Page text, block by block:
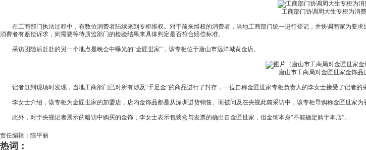
工商部门协调周大生专柜为消
在工商部门执法过程中，有数位消费者陆续来到专柜维权。对于前来维权的消费者，当地工商部门统一进行登记，并协调商家为要
消费者有赔偿诉求，则需要等待质监部门的检验结果来具体判定是否符合赔偿标准。
采访团随后赶赴的另一个地点是晚会中曝光的“金匠世家”，该专柜位于唐山市远洋城黄金店。
唐山市工商局对金匠世家金饰品
记者赶到现场时发现，当地工商部门已对所有涉及“千足金”的商品进行了封存，一位自称金匠世家专柜负责人的李女士接受了记者的
李女士介绍，该专柜为金匠世家的加盟店，店内金饰品都是从深圳进货销售。而被问及在央视此前采访中，该专柜导购称金匠世家为
此外，对于央视记者展示的暗访中购买的金饰，李女士表示包装盒与发票的确出自金匠世家，但金饰本身“不能确定购于本店”。
责任编辑：陈平丽
热词：